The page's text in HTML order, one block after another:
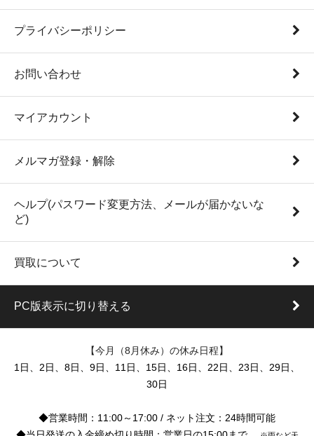
プライバシーポリシー
お問い合わせ
マイアカウント
メルマガ登録・解除
ヘルプ(パスワード変更方法、メールが届かないな
ど)
買取について
PC版表示に切り替える
【今月（8月休み）の休み日程】
1日、2日、8日、9日、11日、15日、16日、22日、23日、29日、
30日
◆営業時間：11:00～17:00 / ネット注文：24時間可能